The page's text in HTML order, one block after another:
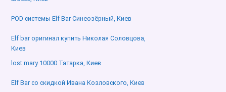
POD системы Elf Bar Синеозёрный, Киев
Elf bar оригинал купить Николая Соловцова,
Киев
lost mary 10000 Татарка, Киев
Elf Bar со скидкой Ивана Козловского, Киев